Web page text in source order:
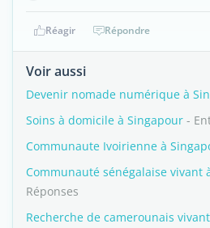
Réagir Répondre
Voir aussi
Devenir nomade numérique à
Soins à domicile à Singapour -
Communaute Ivoirienne à
Communauté sénégalaise vivant
Réponses
Recherche de camerounais